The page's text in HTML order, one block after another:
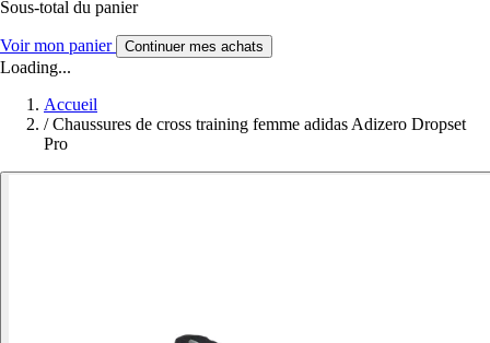
Sous-total du panier
Voir mon panier Continuer mes achats
Loading...
Accueil
/ Chaussures de cross training femme adidas Adizero Dropset
Pro